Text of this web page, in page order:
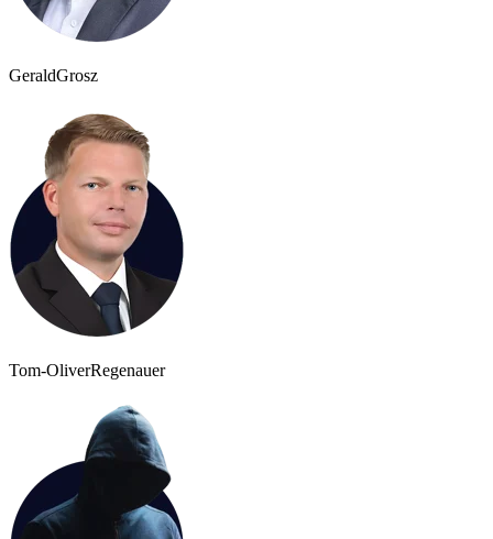
GeraldGrosz
Tom-OliverRegenauer